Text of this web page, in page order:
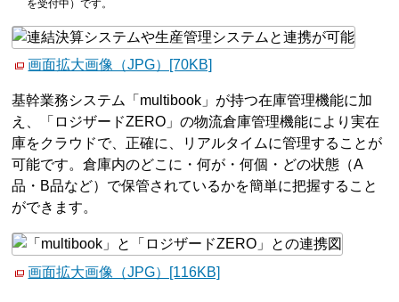
を受付中）です。
画面拡大画像（JPG）[70KB]
基幹業務システム「multibook」が持つ在庫管理機能に加
え、「ロジザードZERO」の物流倉庫管理機能により実在
庫をクラウドで、正確に、リアルタイムに管理することが
可能です。倉庫内のどこに・何が・何個・どの状態（A
品・B品など）で保管されているかを簡単に把握すること
ができます。
画面拡大画像（JPG）[116KB]